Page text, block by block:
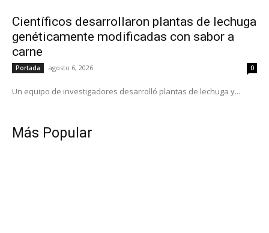
Científicos desarrollaron plantas de lechuga
genéticamente modificadas con sabor a
carne
Portada agosto 6, 2026 0
Un equipo de investigadores desarrolló plantas de lechuga y...
Más Popular